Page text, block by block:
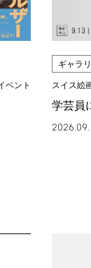
ベント
ギャラ
スイス絵
学芸員